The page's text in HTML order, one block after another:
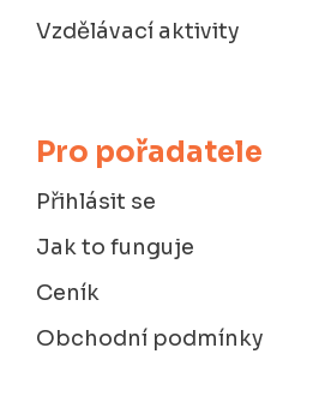
Vzdělávací aktivity
Pro pořadatele
Přihlásit se
Jak to funguje
Ceník
Obchodní podmínky